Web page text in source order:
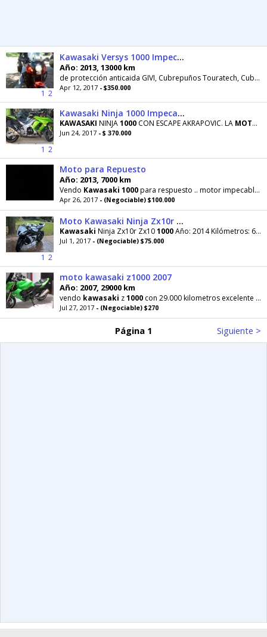
1 2
Kawasaki Versys 1000 Impecable
Año: 2013, 13000 km
de protección anticaida GIVI, Cubrepuños Touratech, Cubiertas en excelente estado. Service oficial
Apr 12, 2017 - $350.000
1 2
Kawasaki Ninja 1000 Impecable Estado
KAWASAKI NINJA1000 CON ESCAPE AKRAPOVIC. LA MOTO
Jun 24, 2017 - $ 370.000
Moto para Repuesto
Año: 2013, 7000 km
Vendo Kawasaki 1000para respuesto .. motor impecable y partes. Modelo 2013. Con sus respectivos
Apr 26, 2017 - (Negociable) $100.000
1 2
Moto Kawasaki Ninja Zx10r Zx10 1000
Kawasaki Ninja Zx10r Zx101000Año: 2014 Kilómetros: 6200 Escape yoshimura completo Service
Jul 1, 2017 - (Negociable) $75.000
moto kawasaki z1000 2007
Año: 2007, 29000 km
vendo kawasaki z1000 con 29.000 kilometros excelente estado tomo permuta de mi interes auto
Jul 27, 2017 - (Negociable) $270
Página 1 Siguiente >